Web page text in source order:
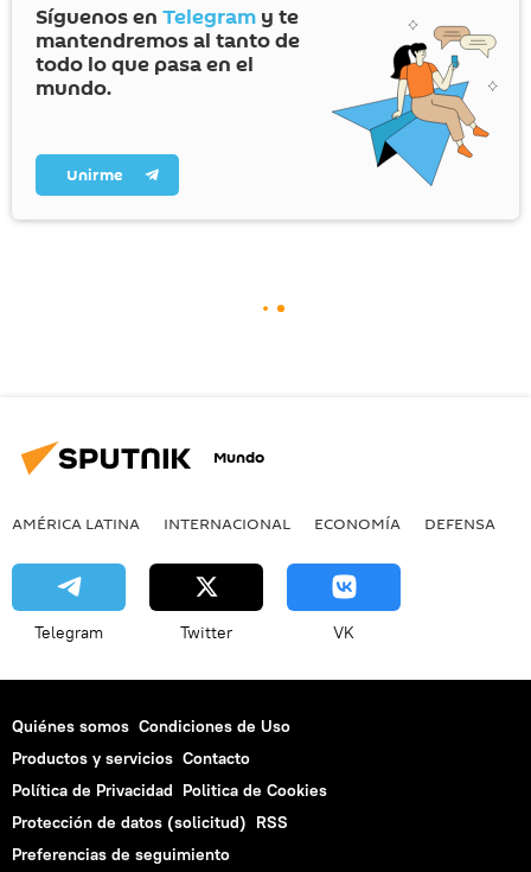
Síguenos en Telegram y te
mantendremos al tanto de
todo lo que pasa en el
mundo.
Unirme
Mundo
AMÉRICA LATINA INTERNACIONAL ECONOMÍA DEFENSA
Telegram Twitter VK
Quiénes somos Condiciones de Uso
Productos y servicios Contacto
Política de Privacidad Politica de Cookies
Protección de datos (solicitud) RSS
Preferencias de seguimiento